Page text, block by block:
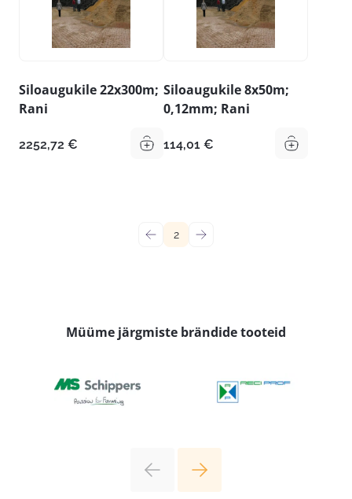
Siloaugukile 22x300m;
Rani
2252,72 €
Siloaugukile 8x50m;
0,12mm; Rani
114,01 €
← 2 →
Müüme järgmiste brändide tooteid